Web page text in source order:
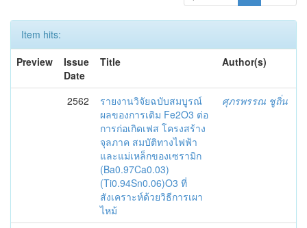
Item hits:
Preview
Issue
Date
Title Author(s)
2562
รายงานวิจัยฉบับสมบูรณ์
ผลของการเติม Fe2O3 ต่อ
การก่อเกิดเฟส โครงสร้าง
จุลภาค สมบัติทางไฟฟ้า
และแม่เหล็กของเซรามิก
(Ba0.97Ca0.03)
(Ti0.94Sn0.06)O3 ที่
สังเคราะห์ด้วยวิธีการเผา
ไหม้
ศุภรพรรณ ชูถิ่น